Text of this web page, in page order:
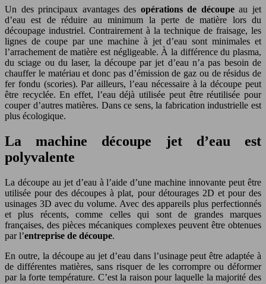
Un des principaux avantages des opérations de découpeau jet
d’eau est de réduire au minimum la perte de matière lors du
découpage industriel. Contrairement à la technique de fraisage, les
lignes de coupe par une machine à jet d’eau sont minimales et
l’arrachement de matière est négligeable. À la différence du plasma,
du sciage ou du laser, la découpe par jet d’eau n’a pas besoin de
chauffer le matériau et donc pas d’émission de gaz ou de résidus de
fer fondu (scories). Par ailleurs, l’eau nécessaire à la découpe peut
être recyclée. En effet, l’eau déjà utilisée peut être réutilisée pour
couper d’autres matières. Dans ce sens, la fabrication industrielle est
plus écologique.
La machine découpe jet d’eau est
polyvalente
La découpe au jet d’eau à l’aide d’une machine innovante peut être
utilisée pour des découpes à plat, pour détourages 2D et pour des
usinages 3D avec du volume. Avec des appareils plus perfectionnés
et plus récents, comme celles qui sont de grandes marques
françaises, des pièces mécaniques complexes peuvent être obtenues
par l’entreprise de découpe.
En outre, la découpe au jet d’eau dans l’usinage peut être adaptée à
de différentes matières, sans risquer de les corrompre ou déformer
par la forte température. C’est la raison pour laquelle la majorité des